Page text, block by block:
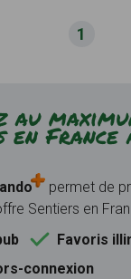
1
en France
permet de
Sentiers en
Favoris
connexion